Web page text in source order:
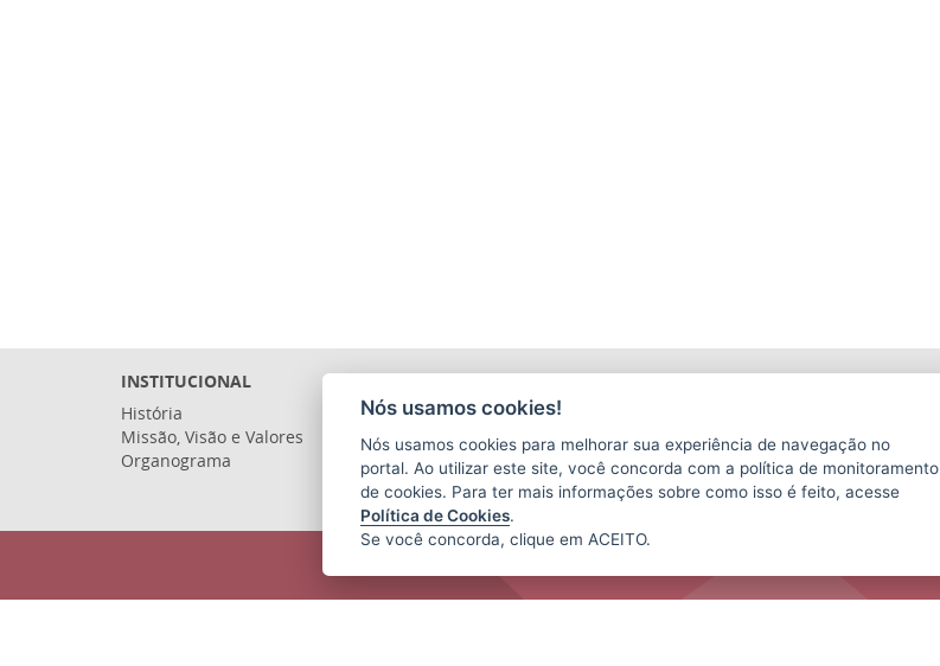
INSTITUCIONAL
História
Missão, Visão e Valores
Organograma
Nós usamos cookies!
Nós usamos cookies para melhorar sua experiência de navegação no
portal. Ao utilizar este site, você concorda com a política de monitoramento
de cookies. Para ter mais informações sobre como isso é feito, acesse
Política de Cookies.
Se você concorda, clique em ACEITO.